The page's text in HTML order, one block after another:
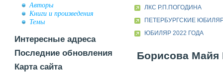
Авторы
Книги и произведения
Темы
Интересные адреса
Последние обновления
Карта сайта
ЛКС Р.П.ПОГОДИНА
ПЕТЕРБУРГСКИЕ
ЮБИЛЯР 2022 ГОДА
Борисова